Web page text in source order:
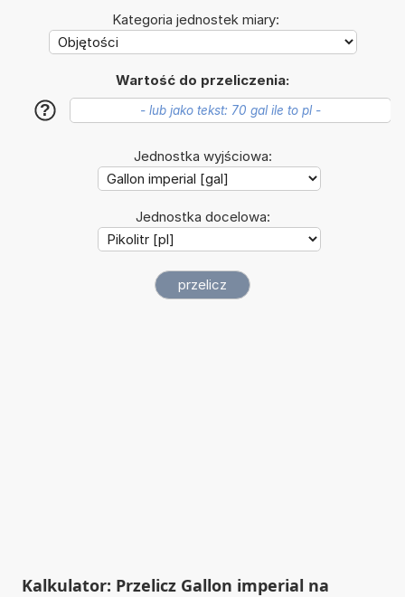
Kategoria jednostek miary:
Wartość do przeliczenia:
?
Jednostka wyjściowa:
Jednostka docelowa:
Kalkulator: Przelicz Gallon imperial na